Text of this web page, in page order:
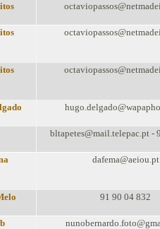
bltapetes@mail.telepac.pt -
dafema@aeiou.pt
91 90 04 832